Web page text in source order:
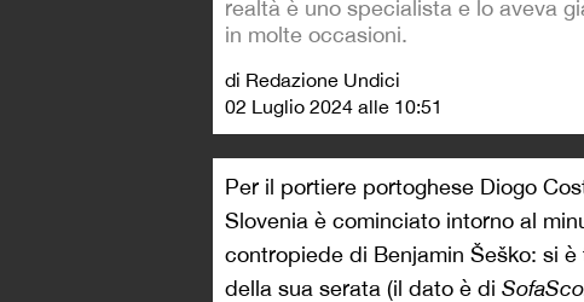
realtà è uno specialista e lo aveva
in molte occasioni.
di Redazione Undici
02 Luglio 2024 alle 10:51
Per il portiere portoghese Diogo
Slovenia è cominciato intorno al
contropiede di Benjamin Šeško: si
della sua serata (il dato è di